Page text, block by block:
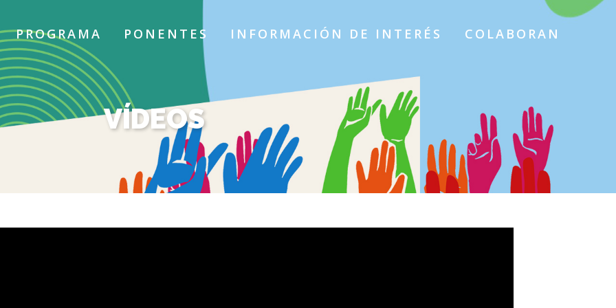
PROGRAMA PONENTES INFORMACIÓN DE INTERÉS COLABORAN
VÍDEOS